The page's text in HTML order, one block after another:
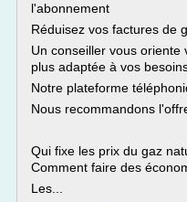
l'abonnement
Réduisez vos factures de
Un conseiller vous
plus adaptée à vos
Notre plateforme
Nous recommandons
Qui fixe les prix du gaz
Comment faire des
Les...